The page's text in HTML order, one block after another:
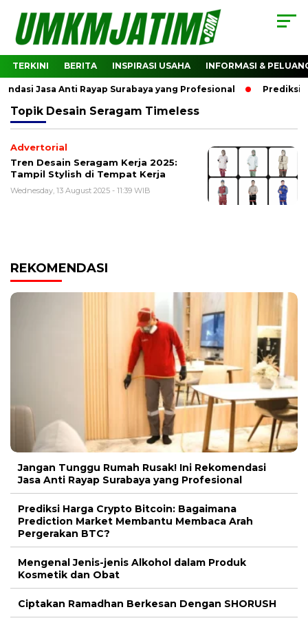
TERKINI BERITA INSPIRASI USAHA INFORMASI &
Jasa Anti Rayap Surabaya yang Profesional Prediksi
Topik Desain Seragam Timeless
Advertorial
Tren Desain Seragam Kerja 2025:
Tampil Stylish di Tempat Kerja
Wednesday, 13 August 2025 - 11:39 WIB
REKOMENDASI
Jangan Tunggu Rumah Rusak! Ini Rekomendasi
Jasa Anti Rayap Surabaya yang Profesional
Prediksi Harga Crypto Bitcoin: Bagaimana
Prediction Market Membantu Membaca Arah
Pergerakan BTC?
Mengenal Jenis-jenis Alkohol dalam Produk
Kosmetik dan Obat
Ciptakan Ramadhan Berkesan Dengan SHORUSH